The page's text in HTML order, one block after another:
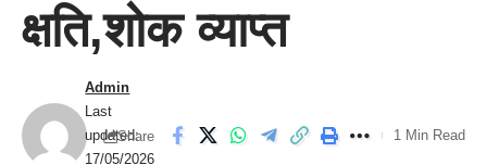
क्षति,शोक व्याप्त
Last
updated:
17/05/2026
Admin
Share 1 Min Read